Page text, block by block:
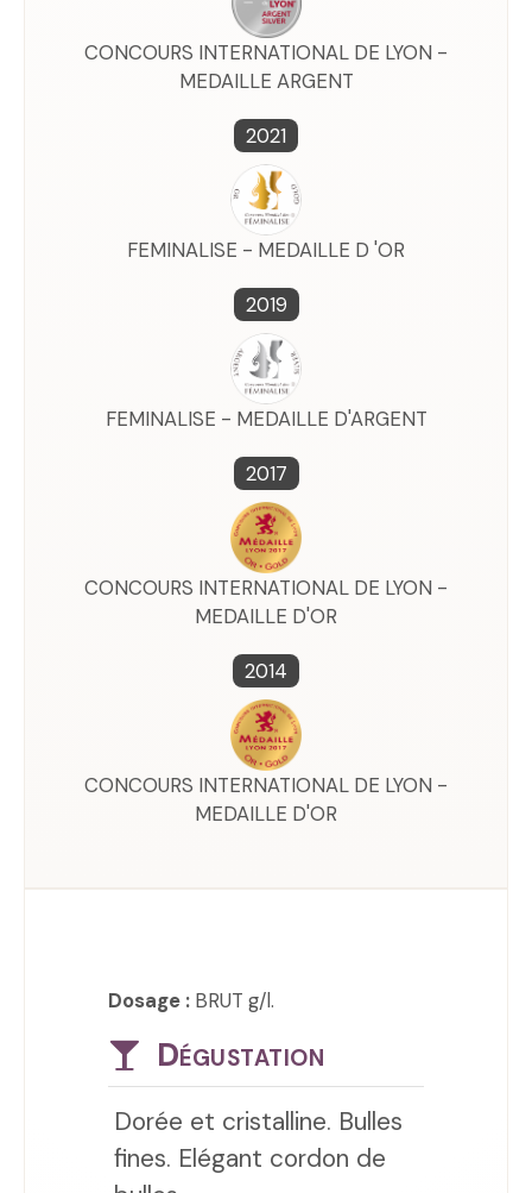
CONCOURS INTERNATIONAL DE LYON -
MEDAILLE ARGENT
2021
FEMINALISE - MEDAILLE D 'OR
2019
FEMINALISE - MEDAILLE D'ARGENT
2017
CONCOURS INTERNATIONAL DE LYON -
MEDAILLE D'OR
2014
CONCOURS INTERNATIONAL DE LYON -
MEDAILLE D'OR
Dosage : BRUT g/l.
Dégustation
Dorée et cristalline. Bulles
fines. Elégant cordon de